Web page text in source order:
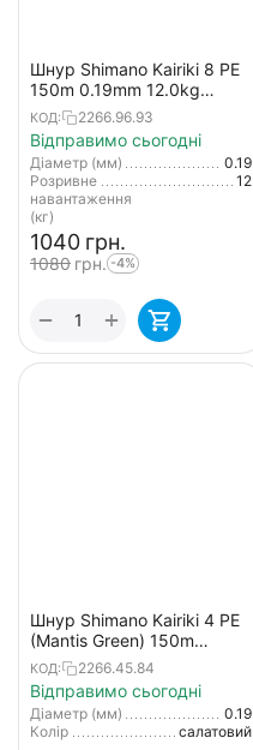
Шнур Shimano Kairiki 8 PE
150m 0.19mm 12.0kg
салатовий (Japan)
КОД: 2266.96.93
Відправимо сьогодні
Діаметр (мм)
0.19
Розривне
навантаження
(кг)
12
‍1040‍ грн.
‍1080‍ грн. -4%
+
−
Шнур Shimano Kairiki 4 PE
(Mantis Green) 150m
0.19mm 11.6kg
КОД: 2266.45.84
Відправимо сьогодні
Діаметр (мм)
0.19
Колір
салатовий